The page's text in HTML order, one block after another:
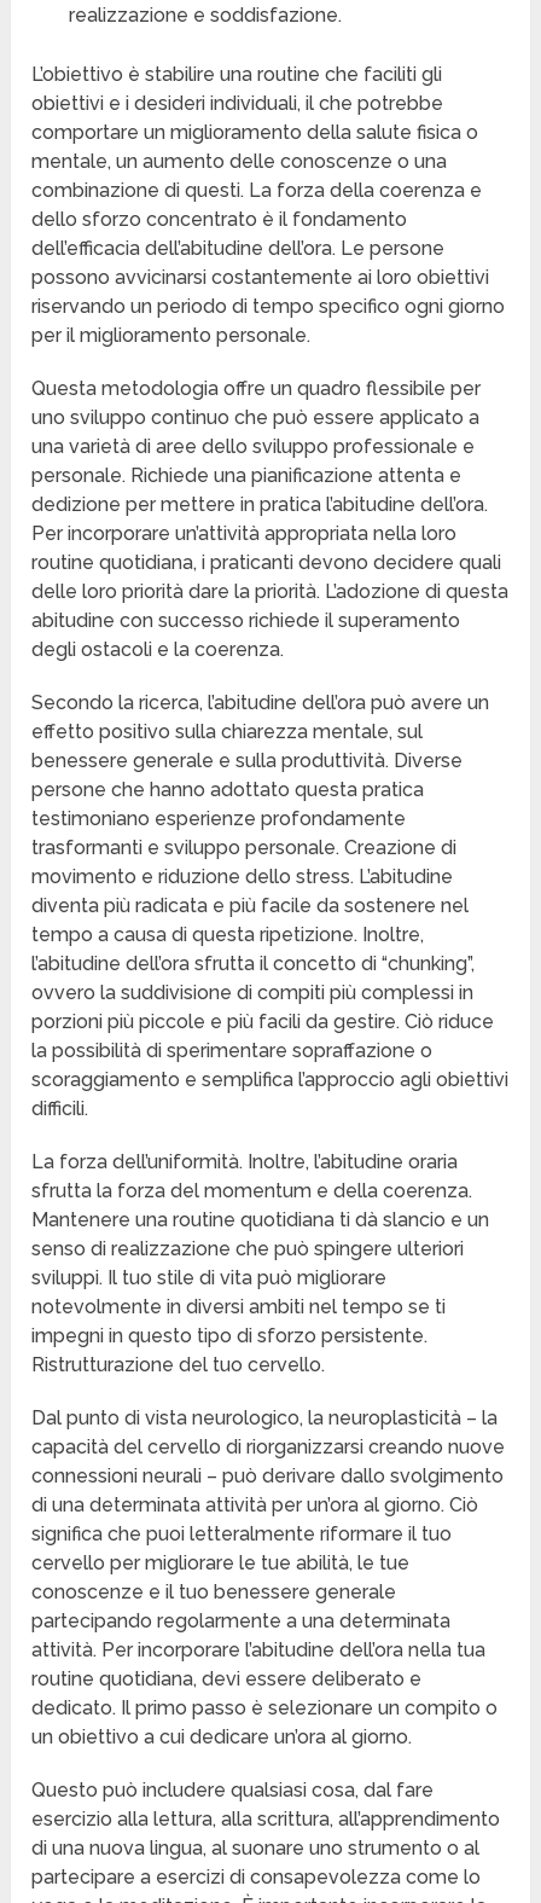
realizzazione e soddisfazione.
L’obiettivo è stabilire una routine che faciliti gli
obiettivi e i desideri individuali, il che potrebbe
comportare un miglioramento della salute fisica o
mentale, un aumento delle conoscenze o una
combinazione di questi. La forza della coerenza e
dello sforzo concentrato è il fondamento
dell’efficacia dell’abitudine dell’ora. Le persone
possono avvicinarsi costantemente ai loro obiettivi
riservando un periodo di tempo specifico ogni giorno
per il miglioramento personale.
Questa metodologia offre un quadro flessibile per
uno sviluppo continuo che può essere applicato a
una varietà di aree dello sviluppo professionale e
personale. Richiede una pianificazione attenta e
dedizione per mettere in pratica l’abitudine dell’ora.
Per incorporare un’attività appropriata nella loro
routine quotidiana, i praticanti devono decidere quali
delle loro priorità dare la priorità. L’adozione di questa
abitudine con successo richiede il superamento
degli ostacoli e la coerenza.
Secondo la ricerca, l’abitudine dell’ora può avere un
effetto positivo sulla chiarezza mentale, sul
benessere generale e sulla produttività. Diverse
persone che hanno adottato questa pratica
testimoniano esperienze profondamente
trasformanti e sviluppo personale. Creazione di
movimento e riduzione dello stress. L’abitudine
diventa più radicata e più facile da sostenere nel
tempo a causa di questa ripetizione. Inoltre,
l’abitudine dell’ora sfrutta il concetto di “chunking”,
ovvero la suddivisione di compiti più complessi in
porzioni più piccole e più facili da gestire. Ciò riduce
la possibilità di sperimentare sopraffazione o
scoraggiamento e semplifica l’approccio agli obiettivi
difficili.
La forza dell’uniformità. Inoltre, l’abitudine oraria
sfrutta la forza del momentum e della coerenza.
Mantenere una routine quotidiana ti dà slancio e un
senso di realizzazione che può spingere ulteriori
sviluppi. Il tuo stile di vita può migliorare
notevolmente in diversi ambiti nel tempo se ti
impegni in questo tipo di sforzo persistente.
Ristrutturazione del tuo cervello.
Dal punto di vista neurologico, la neuroplasticità – la
capacità del cervello di riorganizzarsi creando nuove
connessioni neurali – può derivare dallo svolgimento
di una determinata attività per un’ora al giorno. Ciò
significa che puoi letteralmente riformare il tuo
cervello per migliorare le tue abilità, le tue
conoscenze e il tuo benessere generale
partecipando regolarmente a una determinata
attività. Per incorporare l’abitudine dell’ora nella tua
routine quotidiana, devi essere deliberato e
dedicato. Il primo passo è selezionare un compito o
un obiettivo a cui dedicare un’ora al giorno.
Questo può includere qualsiasi cosa, dal fare
esercizio alla lettura, alla scrittura, all’apprendimento
di una nuova lingua, al suonare uno strumento o al
partecipare a esercizi di consapevolezza come lo